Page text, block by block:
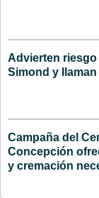
Advierten riesgo
Simond y
Campaña del
Concepción
y cremación